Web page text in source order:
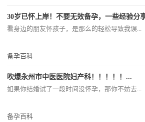
30岁已怀上岸！不要无效备孕，一些经验分
看身边的朋友怀孩子，是那么的轻松导致我误...
备孕百科
吹爆永州市中医医院妇产科！！！！！...
如果你结婚试了一段时间没怀孕，那你不妨去...
备孕百科